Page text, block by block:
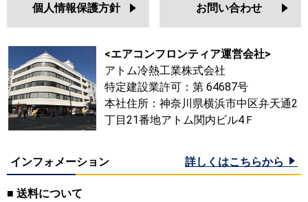
個人情報保護方針 お問い合わせ
<エアコンフロンティア運営会社>
アトム冷熱工業株式会社
特定建設業許可：第 64687号
本社住所：神奈川県横浜市中区弁天通2
丁目21番地アトム関内ビル4Ｆ
インフォメーション 詳しくはこちらから
■ 送料について